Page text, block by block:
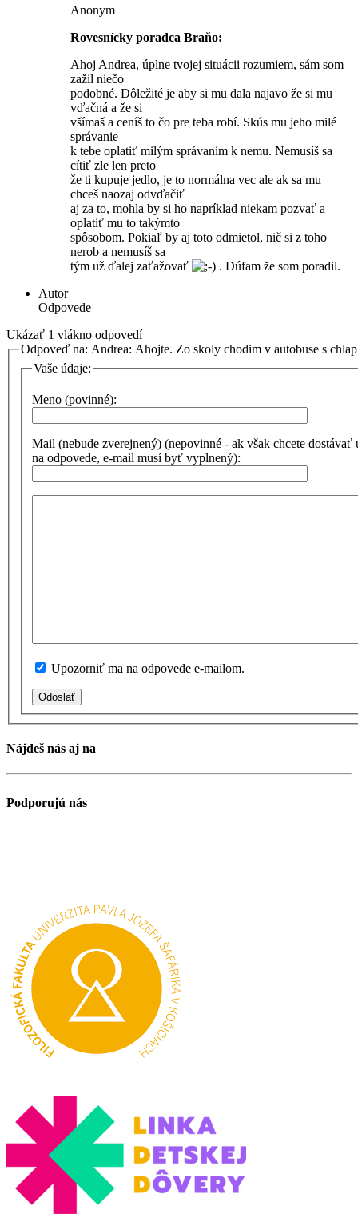
Anonym
Rovesnícky poradca Braňo:
Ahoj Andrea, úplne tvojej situácii rozumiem, sám som
zažil niečo
podobné. Dôležité je aby si mu dala najavo že si mu
vďačná a že si
všímaš a ceníš to čo pre teba robí. Skús mu jeho milé
správanie
k tebe oplatiť milým správaním k nemu. Nemusíš sa
cítiť zle len preto
že ti kupuje jedlo, je to normálna vec ale ak sa mu
chceš naozaj odvďačiť
aj za to, mohla by si ho napríklad niekam pozvať a
oplatiť mu to takýmto
spôsobom. Pokiaľ by aj toto odmietol, nič si z toho
nerob a nemusíš sa
tým už ďalej zaťažovať
. Dúfam že som poradil.
Autor
Odpovede
Ukázať 1 vlákno odpovedí
Odpoveď na: Andrea: Ahojte. Zo skoly chodim v autobuse s
Vaše údaje:
Meno (povinné):
Mail (nebude zverejnený) (nepovinné - ak však chcete dostávať
na odpovede, e-mail musí byť vyplnený):
Upozorniť ma na odpovede e-mailom.
Odoslať
Nájdeš nás aj na
Podporujú nás